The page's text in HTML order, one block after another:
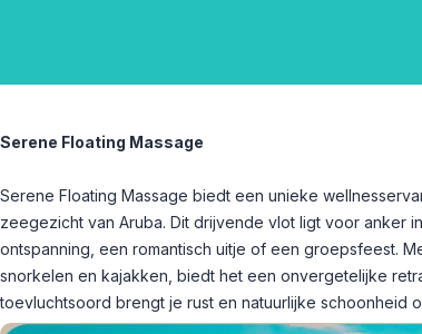
Serene Floating Massage
Serene Floating Massage biedt een unieke
zeegezicht van Aruba. Dit drijvende vlot ligt voor anker
ontspanning, een romantisch uitje of een groepsfeest.
snorkelen en kajakken, biedt het een onvergetelijke
toevluchtsoord brengt je rust en natuurlijke schoonheid